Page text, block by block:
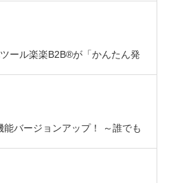
ール楽楽B2B®が「かんたん発
ました。
能バージョンアップ！ ～誰でも
フローのデ…